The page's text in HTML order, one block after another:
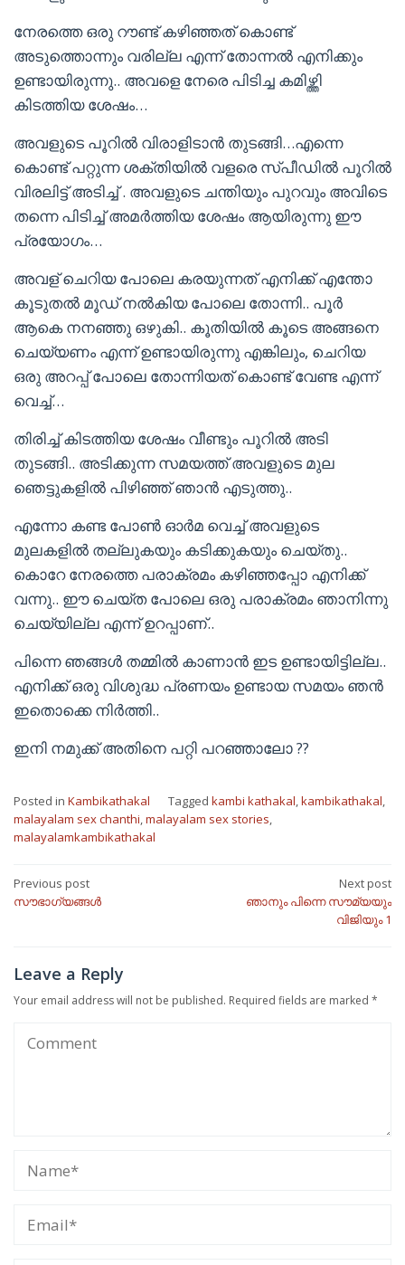
നേരത്തെ ഒരു റൗണ്ട് കഴിഞ്ഞത് കൊണ്ട്
അടുത്തൊന്നും വരില്ല എന്ന് തോന്നൽ എനിക്കും
ഉണ്ടായിരുന്നു.. അവളെ നേരെ പിടിച്ച കമിഴ്ത്തി
കിടത്തിയ ശേഷം…
അവളുടെ പൂറിൽ വിരാളിടാൻ തുടങ്ങി…എന്നെ
കൊണ്ട് പറ്റുന്ന ശക്തിയിൽ വളരെ സ്പീഡിൽ പൂറിൽ
വിരലിട്ട് അടിച്ച് . അവളുടെ ചന്തിയും പുറവും അവിടെ
തന്നെ പിടിച്ച് അമർത്തിയ ശേഷം ആയിരുന്നു ഈ
പ്രയോഗം…
അവള് ചെറിയ പോലെ കരയുന്നത് എനിക്ക് എന്തോ
കൂടുതൽ മൂഡ് നൽകിയ പോലെ തോന്നി.. പൂർ
ആകെ നനഞ്ഞു ഒഴുകി.. കൂതിയിൽ കൂടെ അങ്ങനെ
ചെയ്യണം എന്ന് ഉണ്ടായിരുന്നു എങ്കിലും, ചെറിയ
ഒരു അറപ്പ് പോലെ തോന്നിയത് കൊണ്ട് വേണ്ട എന്ന്
വെച്ച്…
തിരിച്ച് കിടത്തിയ ശേഷം വീണ്ടും പൂറിൽ അടി
തുടങ്ങി.. അടിക്കുന്ന സമയത്ത് അവളുടെ മുല
ഞെട്ടുകളിൽ പിഴിഞ്ഞ് ഞാൻ എടുത്തു..
എന്നോ കണ്ട പോൺ ഓർമ വെച്ച് അവളുടെ
മുലകളിൽ തല്ലുകയും കടിക്കുകയും ചെയ്തു..
കൊറേ നേരത്തെ പരാക്രമം കഴിഞ്ഞപ്പോ എനിക്ക്
വന്നു.. ഈ ചെയ്ത പോലെ ഒരു പരാക്രമം ഞാനിന്നു
ചെയ്യില്ല എന്ന് ഉറപ്പാണ്..
പിന്നെ ഞങ്ങൾ തമ്മിൽ കാണാൻ ഇട ഉണ്ടായിട്ടില്ല..
എനിക്ക് ഒരു വിശുദ്ധ പ്രണയം ഉണ്ടായ സമയം ഞൻ
ഇതൊക്കെ നിർത്തി..
ഇനി നമുക്ക് അതിനെ പറ്റി പറഞ്ഞാലോ ??
Posted in Kambikathakal Tagged kambi kathakal,kambikathakal,
malayalam sex chanthi,malayalam sex stories,
malayalamkambikathakal
Post
navigation
Previous post
സൗഭാഗ്യങ്ങൾ
Next post
ഞാനും പിന്നെ സൗമ്യയും
വിജിയും 1
Leave a Reply
Your email address will not be published. Required fields are marked *